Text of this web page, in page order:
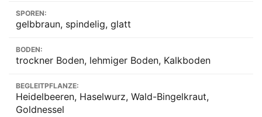
SPOREN:
gelbbraun, spindelig, glatt
BODEN:
trockner Boden, lehmiger Boden, Kalkboden
BEGLEITPFLANZE:
Heidelbeeren, Haselwurz, Wald-Bingelkraut,
Goldnessel